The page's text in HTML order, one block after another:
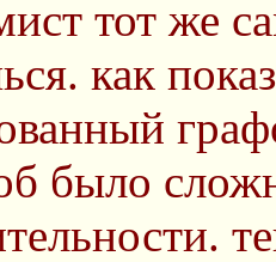
тот же
как
было